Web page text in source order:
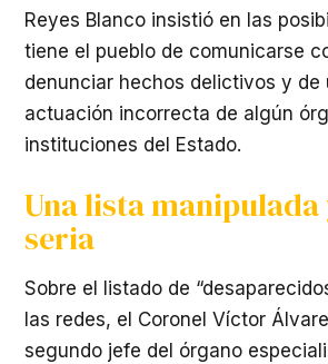
Reyes Blanco insistió en las
tiene el pueblo de comunicarse
denunciar hechos delictivos y de
actuación incorrecta de algún
instituciones del Estado.
Una lista manipulada
seria
Sobre el listado de
las redes, el Coronel Víctor
segundo jefe del órgano